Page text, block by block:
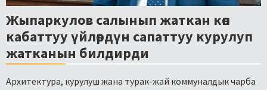
Жыпаркулов салынып жаткан көп
кабаттуу үйлөрдүн сапаттуу курулуп
жатканын билдирди
Архитектура, курулуш жана турак-жай коммуналдык чарба